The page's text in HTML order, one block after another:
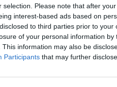
selection. Please note that after
interest-based ads based on
to third parties prior to
of your personal information by
This information may also be
Participants that may further
Δεν βρέθηκαν αποτελέσματα